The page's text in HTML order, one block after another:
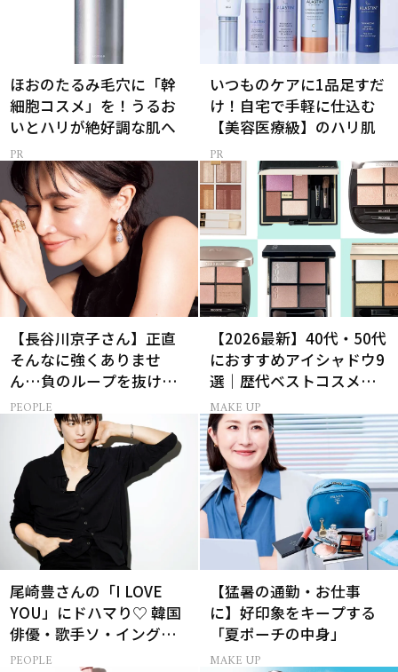
ほおのたるみ毛穴に「幹
細胞コスメ」を！うるお
いとハリが絶好調な肌へ
いつものケアに1品足すだ
け！自宅で手軽に仕込む
【美容医療級】のハリ肌
【長谷川京子さん】正直
そんなに強くありませ
ん…負のループを抜ける
15分の習慣とは?
PEOPLE
【2026最新】40代・50代
におすすめアイシャドウ9
選｜歴代ベストコスメ受
賞まとめ
MAKE UP
尾崎豊さんの「I LOVE
YOU」にドハマり♡ 韓国
俳優・歌手ソ・イングク
さんの音楽がすべての人
PEOPLE
【猛暑の通勤・お仕事
に】好印象をキープする
「夏ポーチの中身」
MAKE UP